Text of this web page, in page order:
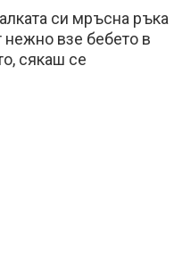
си мръсна ръка
взе бебето в
сякаш се